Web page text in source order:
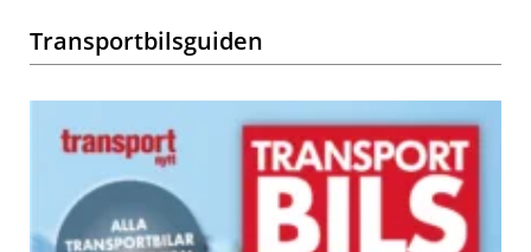
Transportbilsguiden